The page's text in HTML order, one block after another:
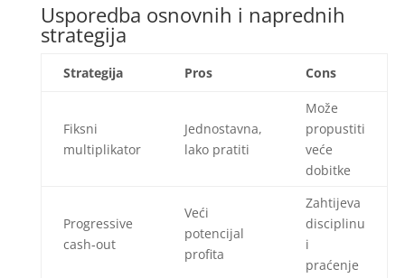
Usporedba osnovnih i naprednih
strategija
Strategija Pros Cons
Fiksni
multiplikator
Jednostavna,
lako pratiti
Može
propustiti
veće
dobitke
Progressive
cash‑out
Veći
potencijal
profita
Zahtijeva
disciplinu
i
praćenje